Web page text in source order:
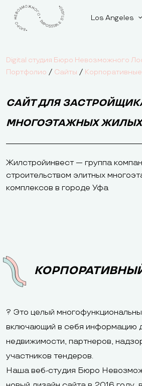
Los Angeles
Digital студия Бюро Невозможного
Портфолио / Сайты /
САЙТ ДЛЯ
МНОГОЭТАЖНЫХ
Жилстройинвест — группа
строительством элитных
комплексов в городе Уфа
? Это целый
включающий в себя информацию
недвижимости, партнеров,
участников тендеров.
Наша веб-студия Бюро